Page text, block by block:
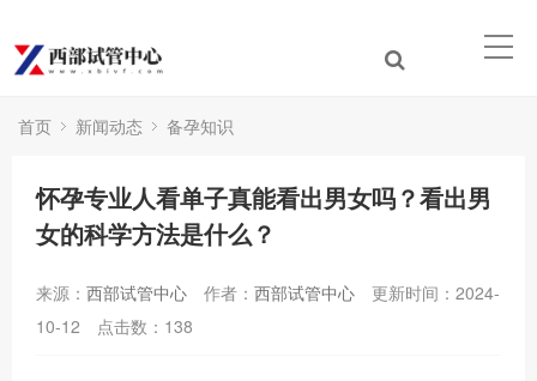
首页 新闻动态 备孕知识
怀孕专业人看单子真能看出男女吗？看出男
女的科学方法是什么？
来源： 西部试管中心 作者： 西部试管中心
更新时间：2024-
10-12
点击数： 138